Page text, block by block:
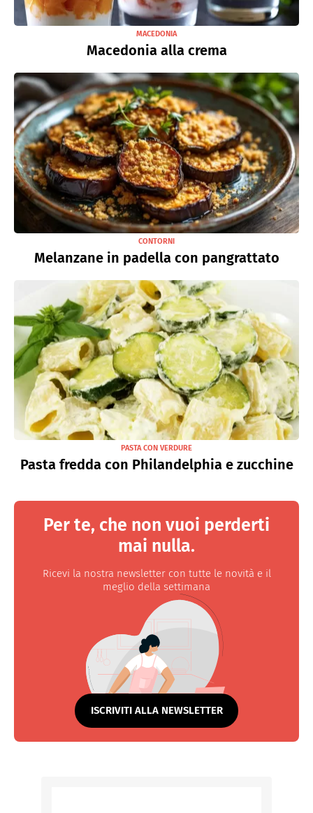
MACEDONIA
Macedonia alla crema
CONTORNI
Melanzane in padella con pangrattato
PASTA CON VERDURE
Pasta fredda con Philandelphia e zucchine
Per te, che non vuoi perderti
mai nulla.
Ricevi la nostra newsletter con tutte le novità e il
meglio della settimana
ISCRIVITI ALLA NEWSLETTER